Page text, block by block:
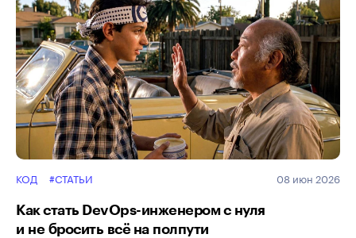
КОД #СТАТЬИ 08 июн 2026
Как стать DevOps-инженером с нуля
и не бросить всё на полпути